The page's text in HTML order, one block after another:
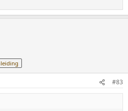
#83